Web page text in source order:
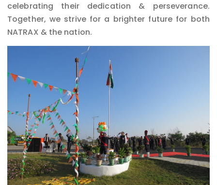
celebrating their dedication & perseverance.
Together, we strive for a brighter future for both
NATRAX & the nation.